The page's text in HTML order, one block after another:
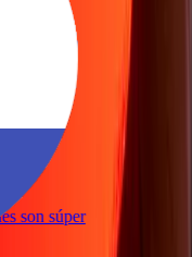
son súper